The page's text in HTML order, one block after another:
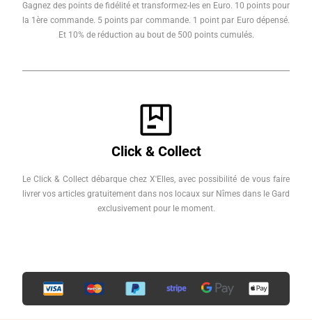
Gagnez des points de fidélité et transformez-les en Euro. 10 points pour
la 1ère commande. 5 points par commande. 1 point par Euro dépensé.
Et 10% de réduction au bout de 500 points cumulés.
Click & Collect
Le Click & Collect débarque chez X'Elles, avec possibilité de vous faire
livrer vos articles gratuitement dans nos locaux sur Nîmes dans le Gard
exclusivement pour le moment.